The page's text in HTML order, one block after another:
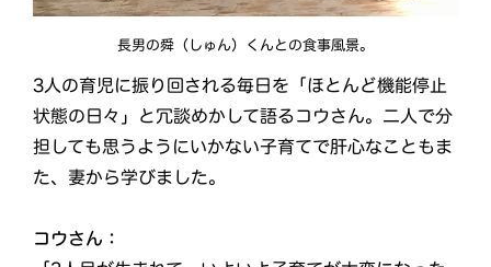
長男の舜（しゅん）くんとの食事風景。
3人の育児に振り回される毎日を「ほとんど機能停止
状態の日々」と冗談めかして語るコウさん。二人で分
担しても思うようにいかない子育てで肝心なこともま
た、妻から学びました。
コウさん：